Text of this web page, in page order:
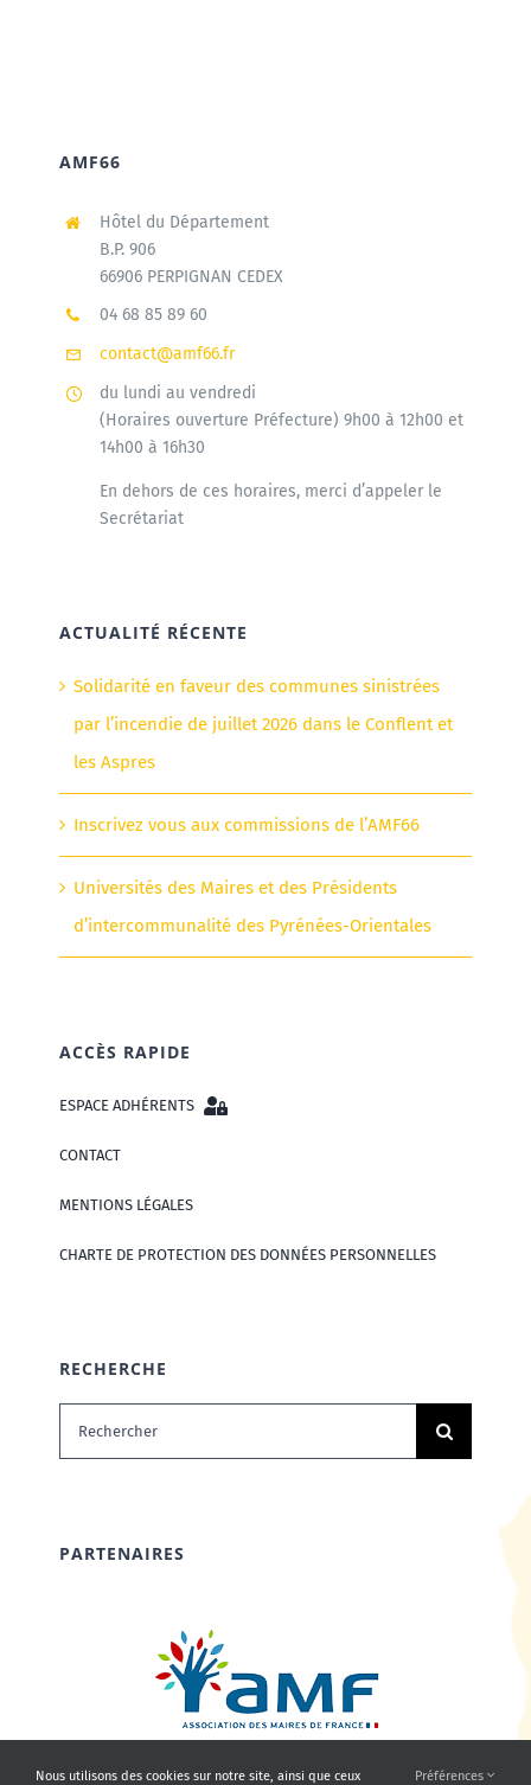
AMF66
Hôtel du Département
B.P. 906
66906 PERPIGNAN CEDEX
04 68 85 89 60
contact@amf66.fr
du lundi au vendredi
(Horaires ouverture Préfecture) 9h00 à 12h00 et
14h00 à 16h30
En dehors de ces horaires, merci d’appeler le
Secrétariat
ACTUALITÉ RÉCENTE
Solidarité en faveur des communes sinistrées
par l’incendie de juillet 2026 dans le Conflent et
les Aspres
Inscrivez vous aux commissions de l’AMF66
Universités des Maires et des Présidents
d’intercommunalité des Pyrénées-Orientales
ACCÈS RAPIDE
ESPACE ADHÉRENTS
CONTACT
MENTIONS LÉGALES
CHARTE DE PROTECTION DES DONNÉES PERSONNELLES
RECHERCHE
Rechercher:
PARTENAIRES
Nous utilisons des cookies sur notre site, ainsi que ceux Préférences